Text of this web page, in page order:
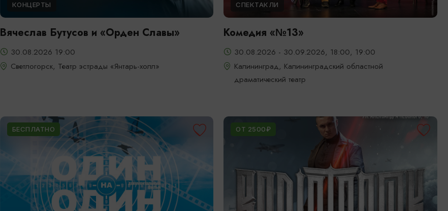
КОНЦЕРТЫ
Вячеслав Бутусов и «Орден Славы»
30.08.2026 19:00
Светлогорск, Театр эстрады «Янтарь-холл»
СПЕКТАКЛИ
Комедия «№13»
30.08.2026 - 30.09.2026, 18:00, 19:00
Калининград, Калининградский областной
драматический театр
БЕСПЛАТНО ОТ 2500₽